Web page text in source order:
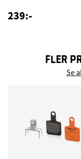
239:-
FLER
Se